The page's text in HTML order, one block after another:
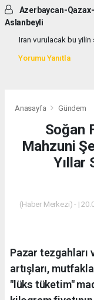
Azerbaycan-Qazax-
Aslanbeyli
Iran vurulacak bu yilin
Yorumu Yanıtla
Anasayfa Gündem
Soğan
Mahzuni
Yıllar
(Haber Merkezi) - |
Pazar tezgahları
artışları,
"lüks tüketim"